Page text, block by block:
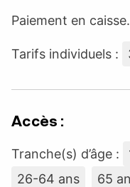
Paiement en caisse.
Tarifs individuels :
Accès :
Tranche(s) d’âge :
26-64 ans
65